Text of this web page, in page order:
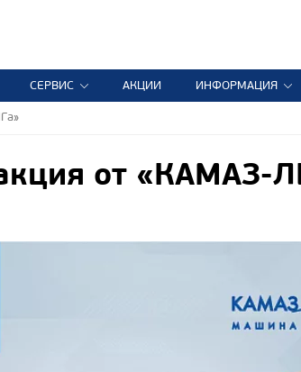
СЕРВИС АКЦИИ ИНФОРМАЦИЯ
от «КАМАЗ-